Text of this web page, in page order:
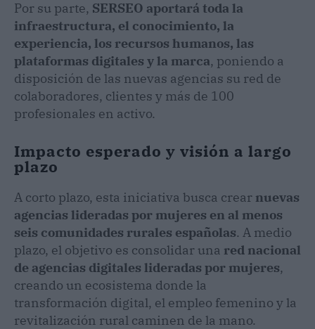
Por su parte, SERSEO aportará toda la
infraestructura, el conocimiento, la
experiencia, los recursos humanos, las
plataformas digitales y la marca, poniendo a
disposición de las nuevas agencias su red de
colaboradores, clientes y más de 100
profesionales en activo.
Impacto esperado y visión a largo
plazo
A corto plazo, esta iniciativa busca crear nuevas
agencias lideradas por mujeres en al menos
seis comunidades rurales españolas. A medio
plazo, el objetivo es consolidar una red nacional
de agencias digitales lideradas por mujeres,
creando un ecosistema donde la
transformación digital, el empleo femenino y la
revitalización rural caminen de la mano.